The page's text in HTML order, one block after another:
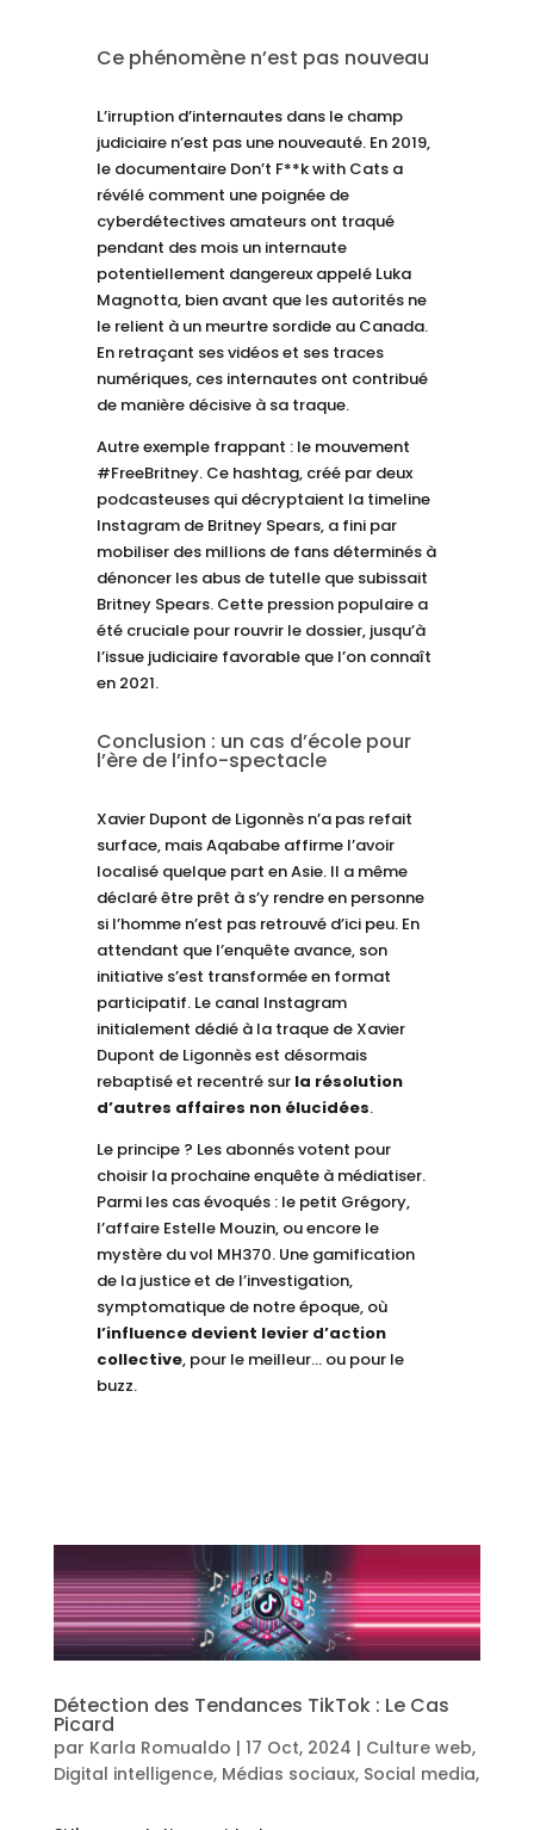
Ce phénomène n’est pas nouveau
L’irruption d’internautes dans le champ
judiciaire n’est pas une nouveauté. En 2019,
le documentaire Don’t F**k with Cats a
révélé comment une poignée de
cyberdétectives amateurs ont traqué
pendant des mois un internaute
potentiellement dangereux appelé Luka
Magnotta, bien avant que les autorités ne
le relient à un meurtre sordide au Canada.
En retraçant ses vidéos et ses traces
numériques, ces internautes ont contribué
de manière décisive à sa traque.
Autre exemple frappant : le mouvement
#FreeBritney. Ce hashtag, créé par deux
podcasteuses qui décryptaient la timeline
Instagram de Britney Spears, a fini par
mobiliser des millions de fans déterminés à
dénoncer les abus de tutelle que subissait
Britney Spears. Cette pression populaire a
été cruciale pour rouvrir le dossier, jusqu’à
l’issue judiciaire favorable que l’on connaît
en 2021.
Conclusion : un cas d’école pour
l’ère de l’info-spectacle
Xavier Dupont de Ligonnès n’a pas refait
surface, mais Aqababe affirme l’avoir
localisé quelque part en Asie. Il a même
déclaré être prêt à s’y rendre en personne
si l’homme n’est pas retrouvé d’ici peu. En
attendant que l’enquête avance, son
initiative s’est transformée en format
participatif. Le canal Instagram
initialement dédié à la traque de Xavier
Dupont de Ligonnès est désormais
rebaptisé et recentré sur la résolution
d’autres affaires non élucidées.
Le principe ? Les abonnés votent pour
choisir la prochaine enquête à médiatiser.
Parmi les cas évoqués : le petit Grégory,
l’affaire Estelle Mouzin, ou encore le
mystère du vol MH370. Une gamification
de la justice et de l’investigation,
symptomatique de notre époque, où
l’influence devient levier d’action
collective, pour le meilleur… ou pour le
buzz.
Détection des Tendances TikTok : Le Cas
Picard
par Karla Romualdo | 17 Oct, 2024 | Culture web,
Digital intelligence, Médias sociaux, Social media,